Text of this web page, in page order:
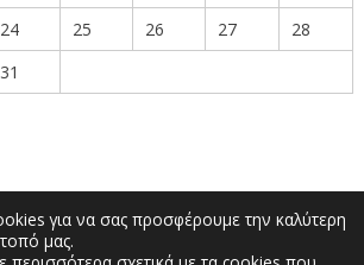
24 25 26 27
28
31
για να σας προσφέρουμε την καλύτερη
μας.